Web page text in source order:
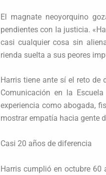
El magnate neoyorquino
pendientes con la justicia.
casi cualquier cosa sin
rienda suelta a sus peores
Harris tiene ante sí el reto de
Comunicación en la
experiencia como abogada,
mostrar empatía hacia gente
Casi 20 años de diferencia
Harris cumplió en octubre 60